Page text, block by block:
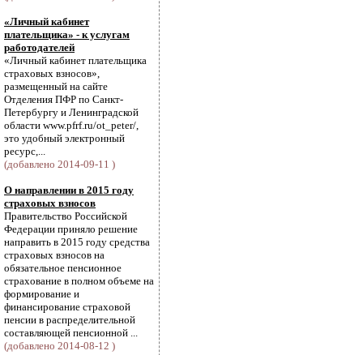
«Личный кабинет
плательщика» - к услугам
работодателей
«Личный кабинет плательщика
страховых взносов»,
размещенный на сайте
Отделения ПФР по Санкт-
Петербургу и Ленинградской
области www.pfrf.ru/ot_peter/,
это удобный электронный
ресурс,...
(добавлено 2014-09-11 )
О направлении в 2015 году
страховых взносов
Правительство Российской
Федерации приняло решение
направить в 2015 году средства
страховых взносов на
обязательное пенсионное
страхование в полном объеме на
формирование и
финансирование страховой
пенсии в распределительной
составляющей пенсионной ...
(добавлено 2014-08-12 )